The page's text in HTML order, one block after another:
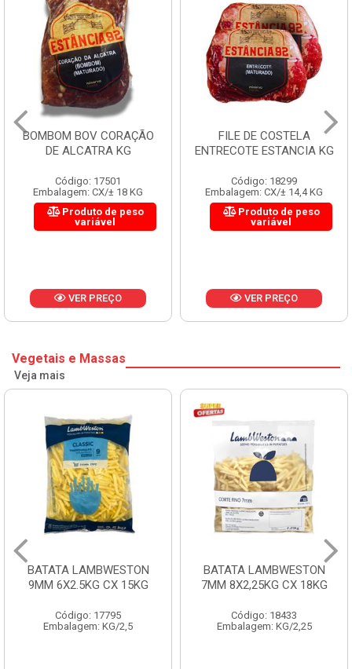
BOMBOM BOV CORAÇÃO
DE ALCATRA KG
Código: 17501
Embalagem: CX/± 18 KG
Produto de peso
variável
VER PREÇO
FILE DE COSTELA
ENTRECOTE ESTANCIA KG
Código: 18299
Embalagem: CX/± 14,4 KG
Produto de peso
variável
VER PREÇO
Vegetais e Massas
Veja mais
BATATA LAMBWESTON
9MM 6X2.5KG CX 15KG
Código: 17795
Embalagem: KG/2,5
BATATA LAMBWESTON
7MM 8X2,25KG CX 18KG
Código: 18433
Embalagem: KG/2,25